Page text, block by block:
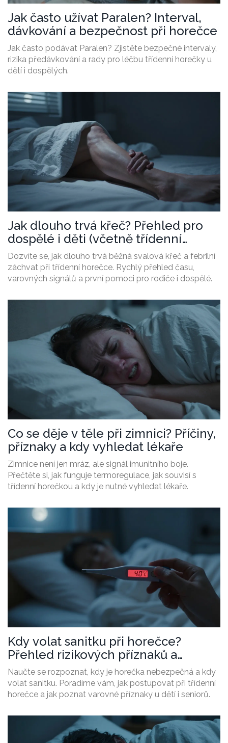
Jak často užívat Paralen? Interval,
dávkování a bezpečnost při horečce
Jak často podávat Paralen? Zjistěte bezpečné intervaly,
rizika předávkování a rady pro léčbu třídenní horečky u
dětí i dospělých.
Jak dlouho trvá křeč? Přehled pro
dospělé i děti (včetně třídenní
horečky)
Dozvíte se, jak dlouho trvá běžná svalová křeč a febrilní
záchvat při třídenní horečce. Rychlý přehled času,
varovných signálů a první pomoci pro rodiče i dospělé.
Co se děje v těle při zimnici? Příčiny,
příznaky a kdy vyhledat lékaře
Zimnice není jen mráz, ale signál imunitního boje.
Přečtěte si, jak funguje termoregulace, jak souvisí s
třídenní horečkou a kdy je nutné vyhledat lékaře.
Kdy volat sanitku při horečce?
Přehled rizikových příznaků a
třídenní horečka
Naučte se rozpoznat, kdy je horečka nebezpečná a kdy
volat sanitku. Poradíme vám, jak postupovat při třídenní
horečce a jak poznat varovné příznaky u dětí i seniorů.